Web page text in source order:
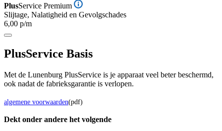
PlusService Premium
Slijtage, Nalatigheid en Gevolgschades
6,00 p/m
PlusService Basis
Met de Lunenburg PlusService is je apparaat veel beter beschermd,
ook nadat de fabrieksgarantie is verlopen.
algemene voorwaarden(pdf)
Dekt onder andere het volgende